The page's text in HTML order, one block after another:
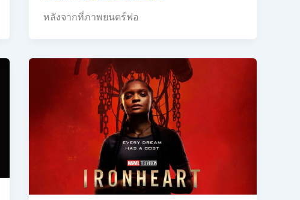
หลังจากที่ภาพยนตร์ฟอ